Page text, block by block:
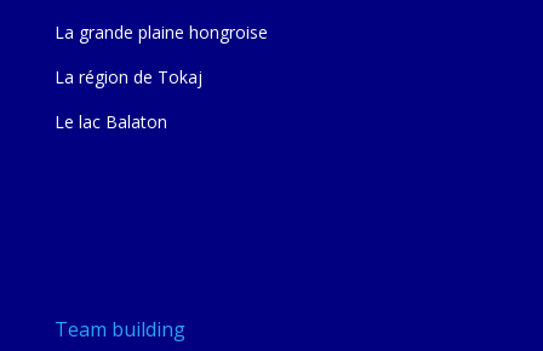
La grande plaine hongroise
La région de Tokaj
Le lac Balaton
Team building